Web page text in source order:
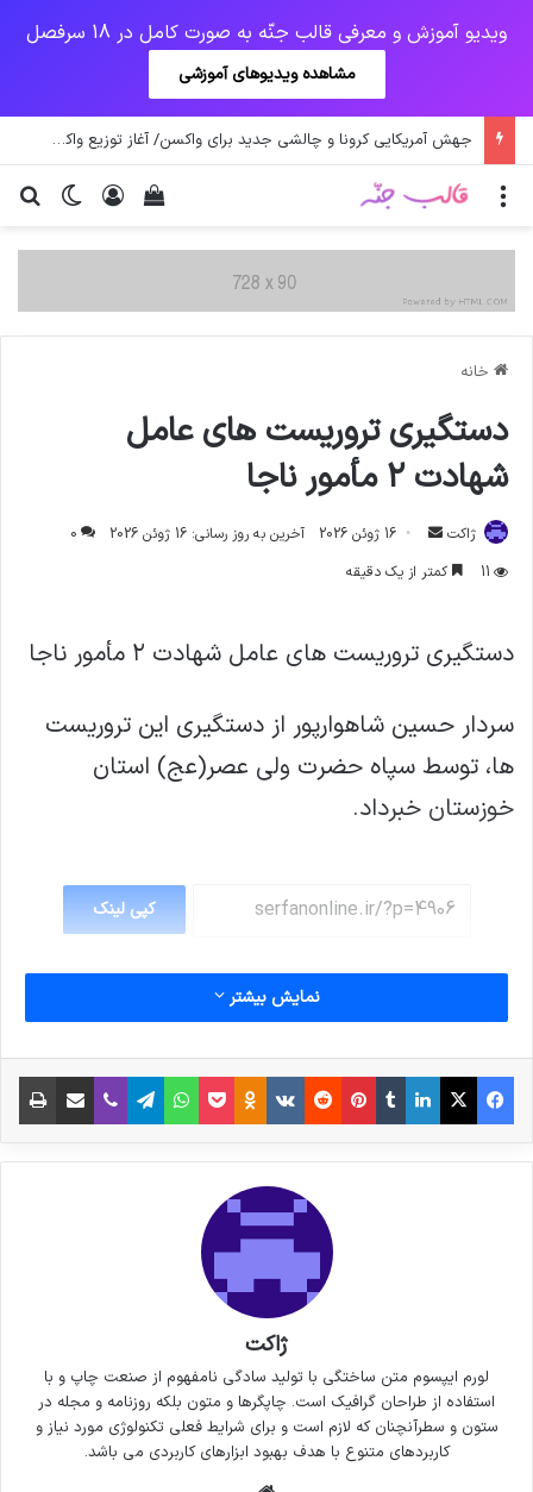
ویدیو آموزش و معرفی قالب جنّه به صورت کامل در 18 سرفصل
مشاهده ویدیوهای آموزشی
جهش آمریکایی کرونا و چالشی جدید برای واکسن/ آغاز توزیع واکسن از سوی اتحادیه کوواکس
تغییر ورود
دیدن سبد خرید منو
خانه
دستگیری تروریست های عامل
شهادت ۲ مأمور ناجا
ژاکت
ارسال
ایمیل
16 ژوئن 2026 آخرین به روز رسانی: 16 ژوئن 2026
0
11
کمتر از یک دقیقه
دستگیری تروریست های عامل شهادت ۲ مأمور ناجا
سردار حسین شاهوارپور از دستگیری این تروریست
ها، توسط سپاه حضرت ولی عصر(عج) استان
خوزستان خبرداد.
کپی لینک
نمایش بیشتر
فیس بوک X لینکدین
‫تامبلر‫پین‌ترست
‫رددیت‫VKontakte
‫Odnoklassniki
پاکتواتس آپ تلگراموایبر اشتراک گذاری از طریق ایمیل
ژاکت
لورم ایپسوم متن ساختگی با تولید سادگی نامفهوم از صنعت چاپ و با
استفاده از طراحان گرافیک است. چاپگرها و متون بلکه روزنامه و مجله در
ستون و سطرآنچنان که لازم است و برای شرایط فعلی تکنولوژی مورد نیاز و
کاربردهای متنوع با هدف بهبود ابزارهای کاربردی می باشد.